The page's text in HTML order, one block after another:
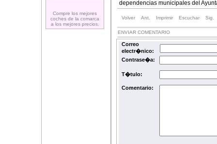
Compre los mejores
coches de la comarca
a los mejores precios.
dependencias municipales del
Volver Ant. Imprimir Escuchar Sig.
ENVIAR COMENTARIO
Correo
electr�nico:
Contrase�a:
T�tulo:
Comentario: